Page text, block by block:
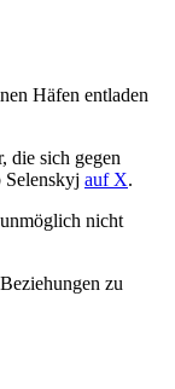
Häfen entladen
die sich gegen
Selenskyj auf X.
nicht
zu